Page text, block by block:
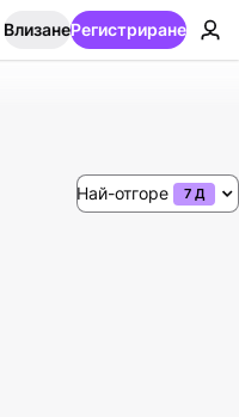
ВлизанеРегистриране
Най-отгоре 7 Д